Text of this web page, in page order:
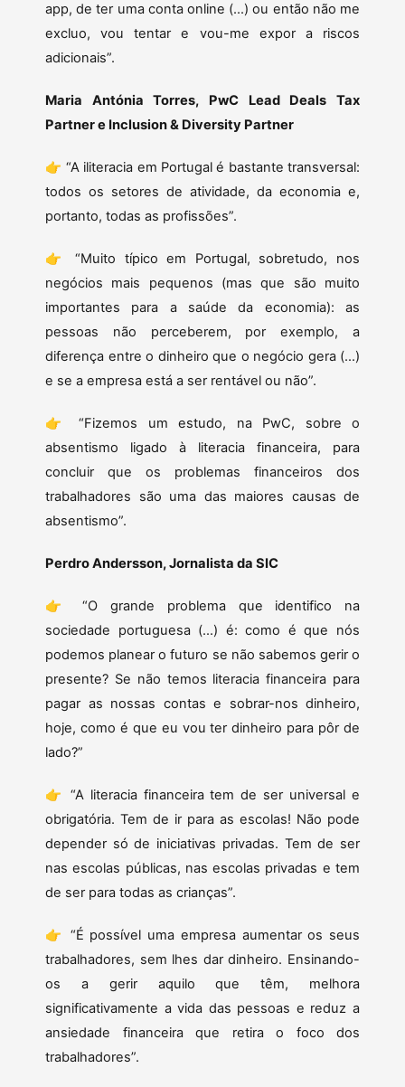
app, de ter uma conta online (…) ou então não me
excluo, vou tentar e vou-me expor a riscos
adicionais”.
Maria Antónia Torres, PwC Lead Deals Tax
Partner e Inclusion & Diversity Partner
👉 “A iliteracia em Portugal é bastante transversal:
todos os setores de atividade, da economia e,
portanto, todas as profissões”.
👉 “Muito típico em Portugal, sobretudo, nos
negócios mais pequenos (mas que são muito
importantes para a saúde da economia): as
pessoas não perceberem, por exemplo, a
diferença entre o dinheiro que o negócio gera (…)
e se a empresa está a ser rentável ou não”.
👉 “Fizemos um estudo, na PwC, sobre o
absentismo ligado à literacia financeira, para
concluir que os problemas financeiros dos
trabalhadores são uma das maiores causas de
absentismo”.
Perdro Andersson, Jornalista da SIC
👉 “O grande problema que identifico na
sociedade portuguesa (…) é: como é que nós
podemos planear o futuro se não sabemos gerir o
presente? Se não temos literacia financeira para
pagar as nossas contas e sobrar-nos dinheiro,
hoje, como é que eu vou ter dinheiro para pôr de
lado?”
👉 “A literacia financeira tem de ser universal e
obrigatória. Tem de ir para as escolas! Não pode
depender só de iniciativas privadas. Tem de ser
nas escolas públicas, nas escolas privadas e tem
de ser para todas as crianças”.
👉 “É possível uma empresa aumentar os seus
trabalhadores, sem lhes dar dinheiro. Ensinando-
os a gerir aquilo que têm, melhora
significativamente a vida das pessoas e reduz a
ansiedade financeira que retira o foco dos
trabalhadores”.